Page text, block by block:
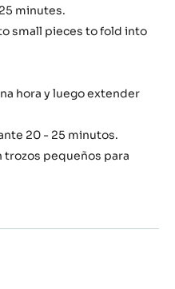
minutes.
small pieces to fold into
hora y luego extender
20 - 25 minutos.
trozos pequeños para